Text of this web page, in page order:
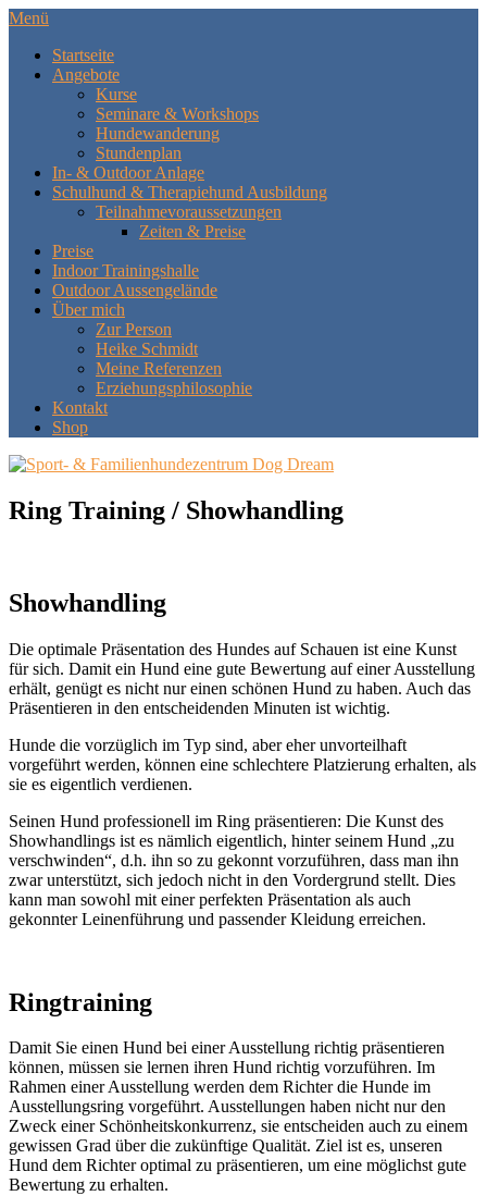
Menü
Startseite
Angebote
Kurse
Seminare & Workshops
Hundewanderung
Stundenplan
In- & Outdoor Anlage
Schulhund & Therapiehund Ausbildung
Teilnahmevoraussetzungen
Zeiten & Preise
Preise
Indoor Trainingshalle
Outdoor Aussengelände
Über mich
Zur Person
Heike Schmidt
Meine Referenzen
Erziehungsphilosophie
Kontakt
Shop
Ring Training / Showhandling
Showhandling
Die optimale Präsentation des Hundes auf Schauen ist eine Kunst
für sich. Damit ein Hund eine gute Bewertung auf einer Ausstellung
erhält, genügt es nicht nur einen schönen Hund zu haben. Auch das
Präsentieren in den entscheidenden Minuten ist wichtig.
Hunde die vorzüglich im Typ sind, aber eher unvorteilhaft
vorgeführt werden, können eine schlechtere Platzierung erhalten, als
sie es eigentlich verdienen.
Seinen Hund professionell im Ring präsentieren: Die Kunst des
Showhandlings ist es nämlich eigentlich, hinter seinem Hund „zu
verschwinden“, d.h. ihn so zu gekonnt vorzuführen, dass man ihn
zwar unterstützt, sich jedoch nicht in den Vordergrund stellt. Dies
kann man sowohl mit einer perfekten Präsentation als auch
gekonnter Leinenführung und passender Kleidung erreichen.
Ringtraining
Damit Sie einen Hund bei einer Ausstellung richtig präsentieren
können, müssen sie lernen ihren Hund richtig vorzuführen. Im
Rahmen einer Ausstellung werden dem Richter die Hunde im
Ausstellungsring vorgeführt. Ausstellungen haben nicht nur den
Zweck einer Schönheitskonkurrenz, sie entscheiden auch zu einem
gewissen Grad über die zukünftige Qualität. Ziel ist es, unseren
Hund dem Richter optimal zu präsentieren, um eine möglichst gute
Bewertung zu erhalten.